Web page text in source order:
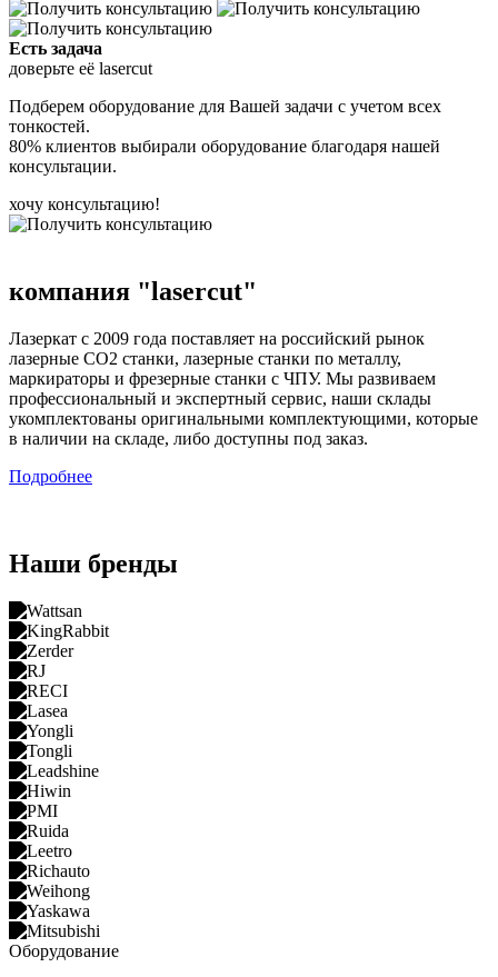
Есть задачa
доверьте её lasercut
Подберем оборудование для Вашей задачи с учетом всех
тонкостей.
80% клиентов выбирали оборудование благодаря нашей
консультации.
хочу консультацию!
компания "laserсut"
Лазеркат с 2009 года поставляет на российский рынок
лазерные СО2 станки, лазерные станки по металлу,
маркираторы и фрезерные станки с ЧПУ. Мы развиваем
профессиональный и экспертный сервис, наши склады
укомплектованы оригинальными комплектующими, которые
в наличии на складе, либо доступны под заказ.
Подробнее
Наши бренды
Оборудование